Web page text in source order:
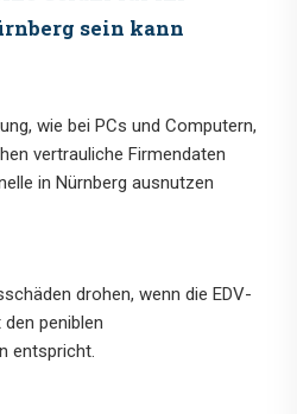
sein kann
wie bei PCs und Computern,
vertrauliche Firmendaten
in Nürnberg ausnutzen
drohen, wenn die EDV-
peniblen
entspricht.